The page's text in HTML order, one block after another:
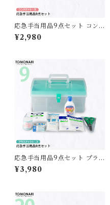
応急手当用品9点セット コン
パクト救急箱 【送料無料】
¥2,980
応急手当用品9点セット プラ
スチック製救急箱 【送料無
料】
¥3,980